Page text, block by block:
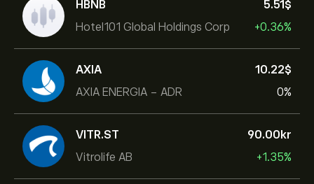
HBNB
Hotel101 Global Holdings Corp
5.51‎$‎
+0.36%
AXIA
AXIA ENERGIA - ADR
10.22‎$‎
0%
VITR.ST
Vitrolife AB
90.00‎kr‎
+1.35%